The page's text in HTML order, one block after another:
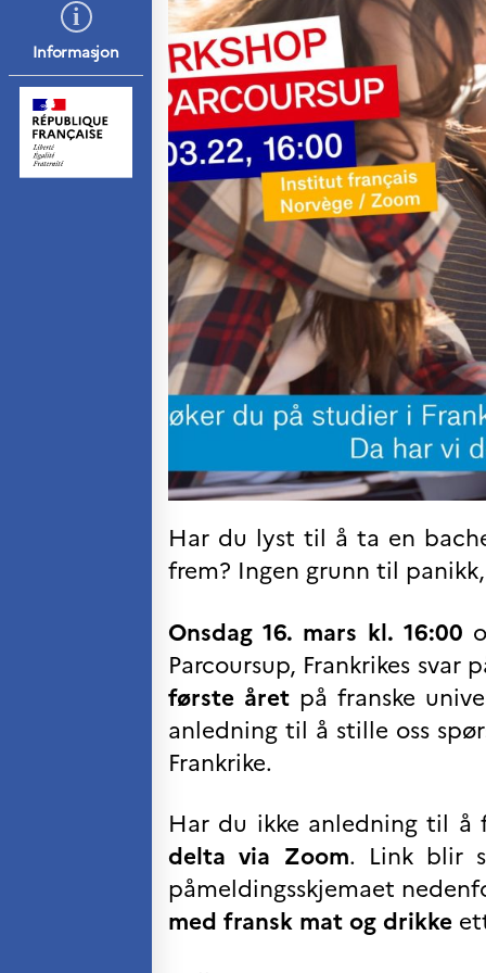
Informasjon
Septentrionales
UTDANNING OG
FRANSK SPRÅK
Lære fransk i
Frankrike
Fremming av fransk
språk
Frankofoni
Skolebesøk
Språksertifisering
(DELF/DALF/TCF)
Skole- og
utdanningssamarbeid
Videregående i
Frankrike
Språkassistenter
Samarbeidspartnere
fransklærere
Kurs og seminarer
Pedagogiske ressurser
UNIVERSITETER
postdoktorstillinger
Studere i Frankrike
Campus France Norge på reise i
Frankrike
Studere i Norge
Doktorgrader og
postdoktorstillinger i
Frankrike
French+Sciences
French+Gastronomy and
French+Hospitality
Testimonials
Studenthistorier
For institusjoner
Har du lyst til å ta en
frem? Ingen grunn til
Onsdag 16. mars kl. 16:00
Parcoursup, Frankrikes
første året på franske
anledning til å stille oss
Frankrike.
Har du ikke anledning til å
delta via Zoom. Link blir
påmeldingsskjemaet
med fransk mat og drikke